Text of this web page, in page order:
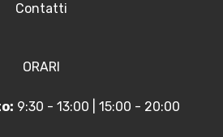
Contatti
ORARI
9:30 - 13:00 | 15:00 - 20:00